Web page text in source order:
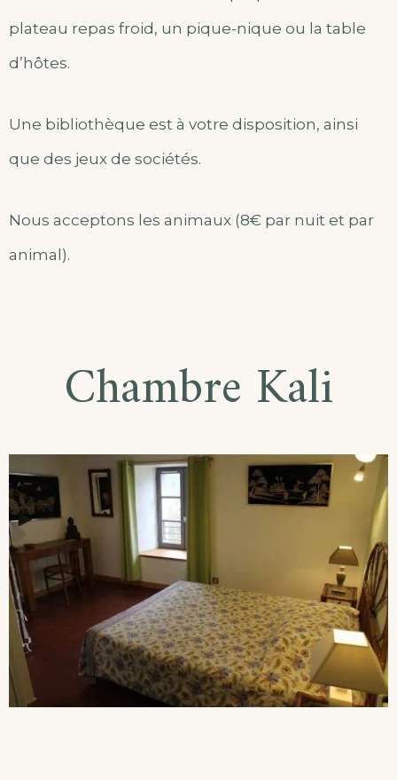
plateau repas froid, un pique-nique ou la table
d’hôtes.
Une bibliothèque est à votre disposition, ainsi
que des jeux de sociétés.
Nous acceptons les animaux (8€ par nuit et par
animal).
Chambre Kali